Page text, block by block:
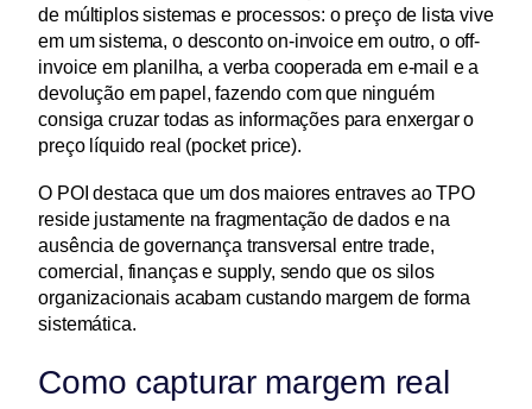
de múltiplos sistemas e processos: o preço de lista vive
em um sistema, o desconto on-invoice em outro, o off-
invoice em planilha, a verba cooperada em e-mail e a
devolução em papel, fazendo com que ninguém
consiga cruzar todas as informações para enxergar o
preço líquido real (pocket price).
O POI destaca que um dos maiores entraves ao TPO
reside justamente na fragmentação de dados e na
ausência de governança transversal entre trade,
comercial, finanças e supply, sendo que os silos
organizacionais acabam custando margem de forma
sistemática.
Como capturar margem real